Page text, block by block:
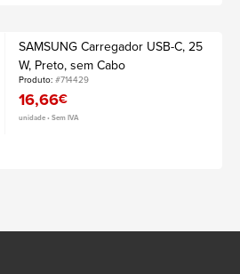
SAMSUNG Carregador USB-C, 25
W, Preto, sem Cabo
Produto:#714429
16,66€
unidade • Sem IVA